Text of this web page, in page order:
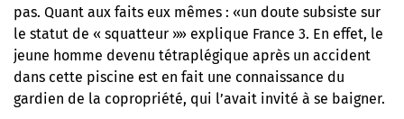
pas. Quant aux faits eux mêmes : «un doute subsiste sur
le statut de « squatteur »» explique France 3. En effet, le
jeune homme devenu tétraplégique après un accident
dans cette piscine est en fait une connaissance du
gardien de la copropriété, qui l’avait invité à se baigner.